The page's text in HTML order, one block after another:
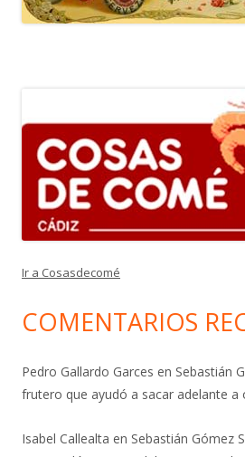
Ir a Cosasdecomé
COMENTARIOS
Pedro Gallardo Garces en Sebastián
frutero que ayudó a sacar adelante a
Isabel Callealta en Sebastián Gómez